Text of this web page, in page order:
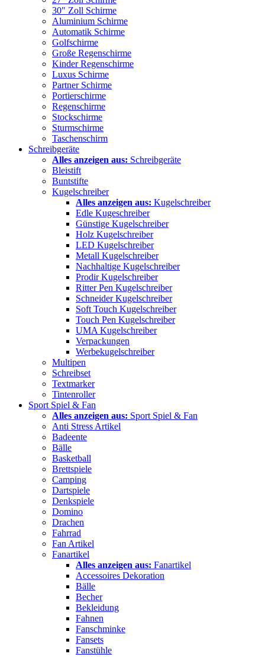
30" Zoll Schirme
Aluminium Schirme
Automatik Schirme
Golfschirme
Große Regenschirme
Kinder Regenschirme
Luxus Schirme
Partner Schirme
Portierschirme
Regenschirme
Stockschirme
Sturmschirme
Taschenschirm
Schreibgeräte
Alles anzeigen aus: Schreibgeräte
Bleistift
Buntstifte
Kugelschreiber
Alles anzeigen aus: Kugelschreiber
Edle Kugeschreiber
Günstige Kugelschreiber
Holz Kugelschreiber
LED Kugelschreiber
Metall Kugelschreiber
Nachhaltige Kugelschreiber
Prodir Kugelschreiber
Ritter Pen Kugelschreiber
Schneider Kugelschreiber
Soft Touch Kugelschreiber
Touch Pen Kugelschreiber
UMA Kugelschreiber
Verpackungen
Werbekugelschreiber
Multipen
Schreibset
Textmarker
Tintenroller
Sport Spiel & Fan
Alles anzeigen aus: Sport Spiel & Fan
Anti Stress Artikel
Badeente
Bälle
Basketball
Brettspiele
Camping
Dartspiele
Denkspiele
Domino
Drachen
Fahrrad
Fan Artikel
Fanartikel
Alles anzeigen aus: Fanartikel
Accessoires Dekoration
Bälle
Becher
Bekleidung
Fahnen
Fanschminke
Fansets
Fanstühle